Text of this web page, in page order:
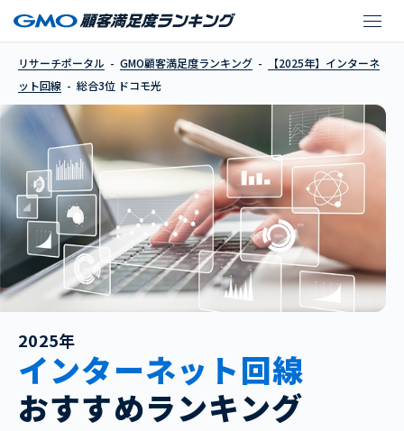
リサーチポータル GMO顧客満足度ランキング
【2025年】インターネ
ット回線
総合3位 ドコモ光
2025年
インターネット回線
おすすめランキング